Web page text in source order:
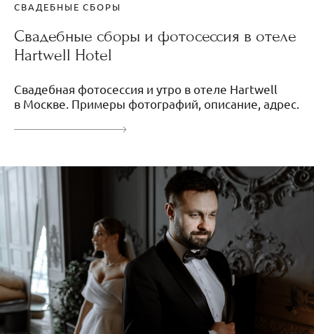
СВАДЕБНЫЕ СБОРЫ
Свадебные сборы и фотосессия в отеле
Hartwell Hotel
Свадебная фотосессия и утро в отеле Hartwell
в Москве. Примеры фотографий, описание, адрес.